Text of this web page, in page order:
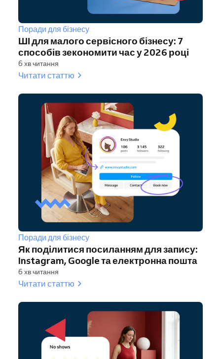
Поради для бізнесу
ШІ для малого сервісного бізнесу: 7
способів зекономити час у 2026 році
6 хв читання
Читати статтю
Поради для бізнесу
Як поділитися посиланням для запису:
Instagram, Google та електронна пошта
6 хв читання
Читати статтю